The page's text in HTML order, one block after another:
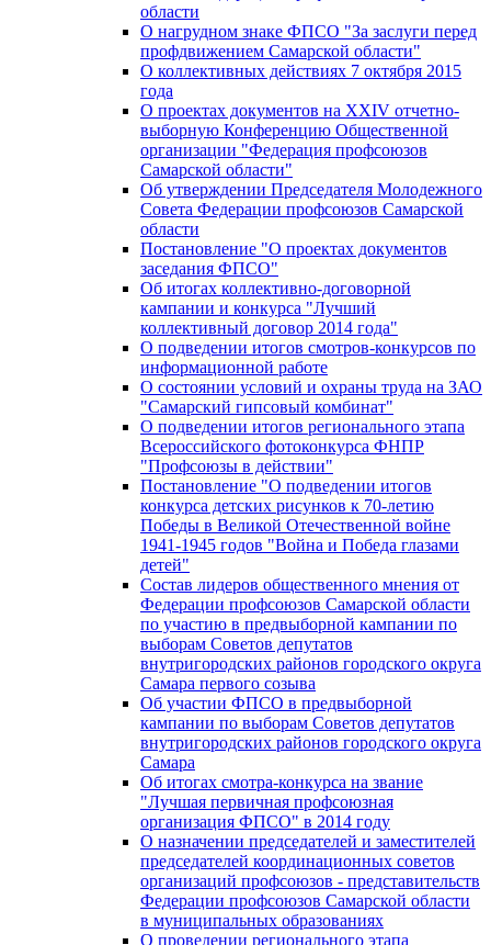
области
О нагрудном знаке ФПСО "За заслуги перед
профдвижением Самарской области"
О коллективных действиях 7 октября 2015
года
О проектах документов на XXIV отчетно-
выборную Конференцию Общественной
организации "Федерация профсоюзов
Самарской области"
Об утверждении Председателя Молодежного
Совета Федерации профсоюзов Самарской
области
Постановление "О проектах документов
заседания ФПСО"
Об итогах коллективно-договорной
кампании и конкурса "Лучший
коллективный договор 2014 года"
О подведении итогов смотров-конкурсов по
информационной работе
О состоянии условий и охраны труда на ЗАО
"Самарский гипсовый комбинат"
О подведении итогов регионального этапа
Всероссийского фотоконкурса ФНПР
"Профсоюзы в действии"
Постановление "О подведении итогов
конкурса детских рисунков к 70-летию
Победы в Великой Отечественной войне
1941-1945 годов "Война и Победа глазами
детей"
Состав лидеров общественного мнения от
Федерации профсоюзов Самарской области
по участию в предвыборной кампании по
выборам Советов депутатов
внутригородских районов городского округа
Самара первого созыва
Об участии ФПСО в предвыборной
кампании по выборам Советов депутатов
внутригородских районов городского округа
Самара
Об итогах смотра-конкурса на звание
"Лучшая первичная профсоюзная
организация ФПСО" в 2014 году
О назначении председателей и заместителей
председателей координационных советов
организаций профсоюзов - представительств
Федерации профсоюзов Самарской области
в муниципальных образованиях
О проведении регионального этапа